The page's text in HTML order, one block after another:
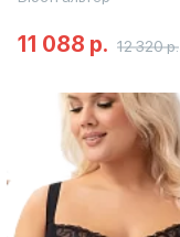
11 088 р. 12 320 р.